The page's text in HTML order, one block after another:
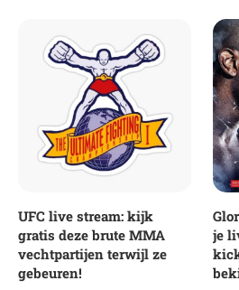
UFC live stream: kijk
gratis deze brute MMA
vechtpartijen terwijl ze
gebeuren!
je